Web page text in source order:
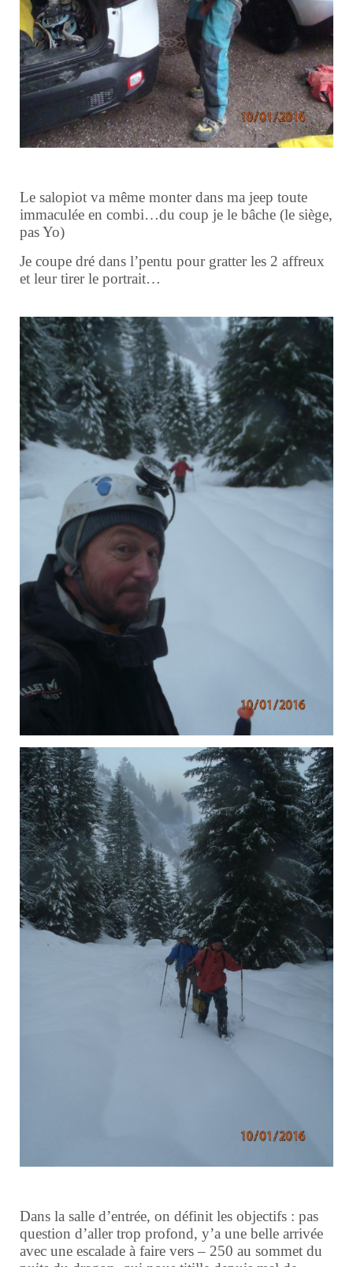
Le salopiot va même monter dans ma jeep toute
immaculée en combi…du coup je le bâche (le siège,
pas Yo)
Je coupe dré dans l’pentu pour gratter les 2 affreux
et leur tirer le portrait…
Dans la salle d’entrée, on définit les objectifs : pas
question d’aller trop profond, y’a une belle arrivée
avec une escalade à faire vers – 250 au sommet du